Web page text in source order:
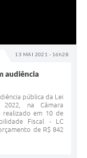
13 MAI 2021 - 16h28
audiência
pública da Lei
2022, na Câmara
realizado em 10 de
Fiscal - LC
de R$ 842